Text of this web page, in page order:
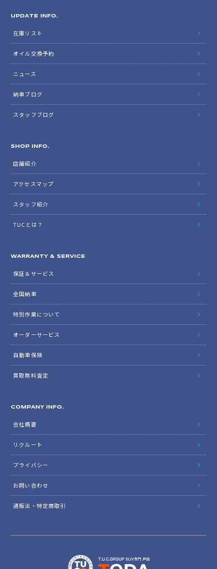
UPDATE INFO.
在庫リスト
オイル交換予約
ニュース
納車ブログ
スタッフブログ
SHOP INFO.
店舗紹介
アクセスマップ
スタッフ紹介
TUCとは？
WARRANTY & SERVICE
保証＆サービス
全国納車
特別作業について
オーダーサービス
自動車保険
買取無料査定
COMPANY INFO.
会社概要
リクルート
プライバシー
お問い合わせ
通販法・特定商取引